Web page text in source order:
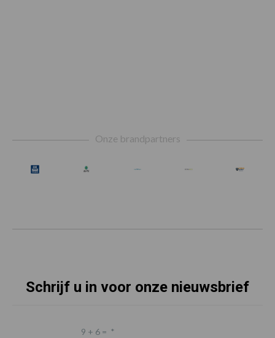
Onze brandpartners
Schrijf u in voor onze nieuwsbrief
9 + 6 = *